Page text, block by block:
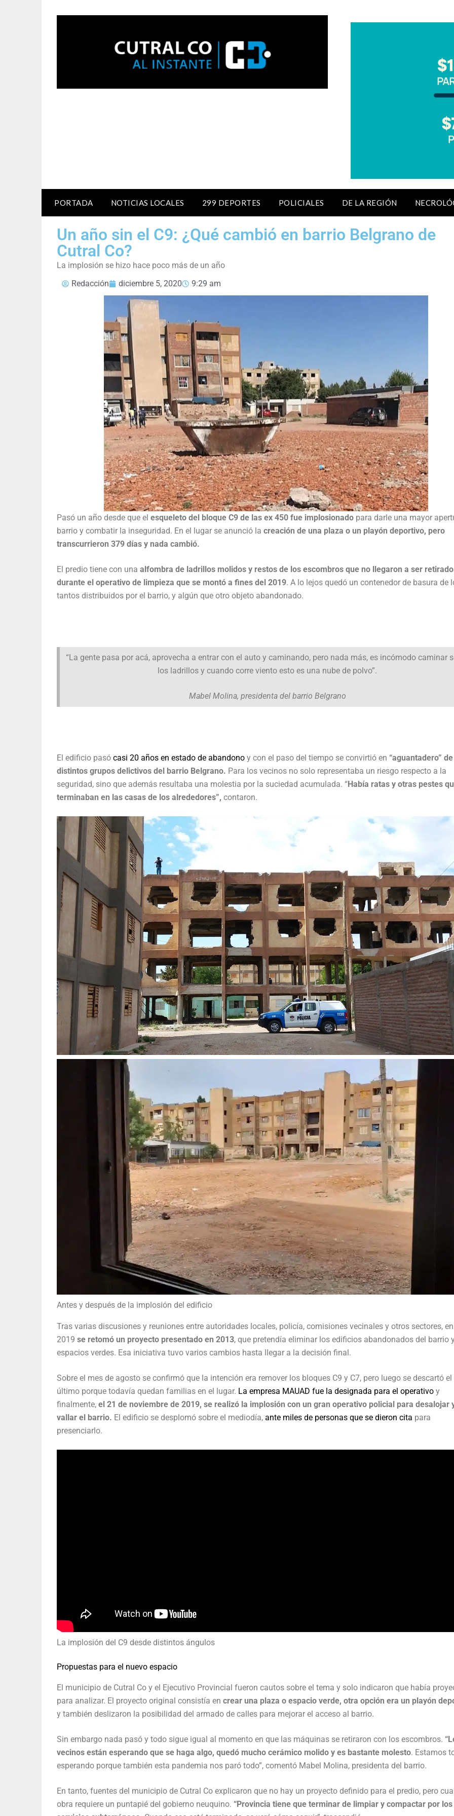
PORTADA NOTICIAS LOCALES 299 DEPORTES POLICIALES DE LA REGIÓN
Un año sin el C9: ¿Qué cambió en barrio Belgrano de
Cutral Co?
La implosión se hizo hace poco más de un año
Redacción
diciembre 5, 2020 9:29 am
Pasó un año desde que el esqueleto del bloque C9 de las ex 450 fue implosionado para darle una mayor
barrio y combatir la inseguridad. En el lugar se anunció la creación de una plaza o un playón deportivo, pero
transcurrieron 379 días y nada cambió.
El predio tiene con una alfombra de ladrillos molidos y restos de los escombros que no llegaron a ser
durante el operativo de limpieza que se montó a fines del 2019. A lo lejos quedó un contenedor de basura de
tantos distribuidos por el barrio, y algún que otro objeto abandonado.
“La gente pasa por acá, aprovecha a entrar con el auto y caminando, pero nada más, es incómodo caminar
los ladrillos y cuando corre viento esto es una nube de polvo”.
Mabel Molina, presidenta del barrio Belgrano
El edificio pasó casi 20 años en estado de abandono y con el paso del tiempo se convirtió en “aguantadero” de
distintos grupos delictivos del barrio Belgrano. Para los vecinos no solo representaba un riesgo respecto a la
seguridad, sino que además resultaba una molestia por la suciedad acumulada. “Había ratas y otras pestes
terminaban en las casas de los alrededores”, contaron.
Antes y después de la implosión del edificio
Tras varias discusiones y reuniones entre autoridades locales, policía, comisiones vecinales y otros sectores,
2019 se retomó un proyecto presentado en 2013, que pretendía eliminar los edificios abandonados del barrio
espacios verdes. Esa iniciativa tuvo varios cambios hasta llegar a la decisión final.
Sobre el mes de agosto se confirmó que la intención era remover los bloques C9 y C7, pero luego se descartó el
último porque todavía quedan familias en el lugar. La empresa MAUAD fue la designada para el operativo y
finalmente, el 21 de noviembre de 2019, se realizó la implosión con un gran operativo policial para desalojar
vallar el barrio. El edificio se desplomó sobre el mediodía, ante miles de personas que se dieron cita para
presenciarlo.
La implosión del C9 desde distintos ángulos
Propuestas para el nuevo espacio
El municipio de Cutral Co y el Ejecutivo Provincial fueron cautos sobre el tema y solo indicaron que había
para analizar. El proyecto original consistía en crear una plaza o espacio verde, otra opción era un playón
y también deslizaron la posibilidad del armado de calles para mejorar el acceso al barrio.
Sin embargo nada pasó y todo sigue igual al momento en que las máquinas se retiraron con los escombros.
vecinos están esperando que se haga algo, quedó mucho cerámico molido y es bastante molesto. Estamos
esperando porque también esta pandemia nos paró todo”, comentó Mabel Molina, presidenta del barrio.
En tanto, fuentes del municipio de Cutral Co explicaron que no hay un proyecto definido para el predio, pero
obra requiere un puntapié del gobierno neuquino. “Provincia tiene que terminar de limpiar y compactar por los